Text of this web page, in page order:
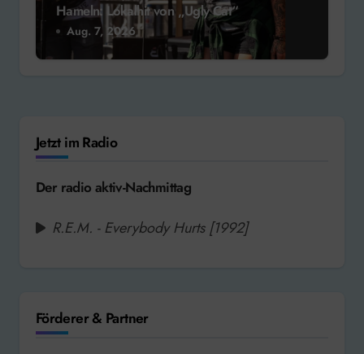
Hameln: Lokalhit von „Ugly Cat“
Aug. 7, 2026
Jetzt im Radio
Der radio aktiv-Nachmittag
R.E.M. - Everybody Hurts [1992]
Förderer & Partner